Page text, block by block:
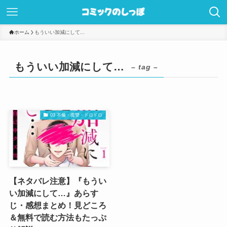
ホーム もういい加減にして...
もういい加減にして… – tag –
03 不倫・復讐・ドロドロ
【ネタバレ注意】『もうい
い加減にして…』あらす
じ・感想まとめ！見どころ
＆無料で読む方法もたっぷ